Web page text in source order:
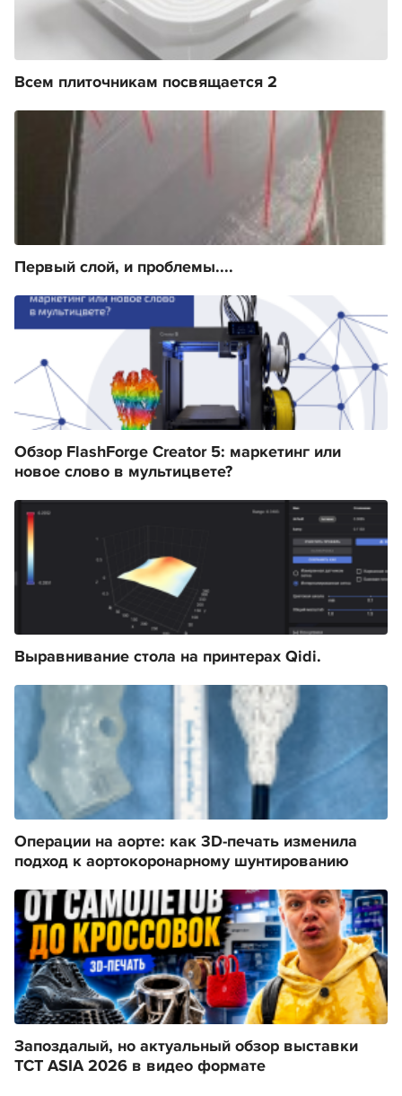
Всем плиточникам посвящается 2
Первый слой, и проблемы....
Обзор FlashForge Creator 5: маркетинг или
новое слово в мультицвете?
Выравнивание стола на принтерах Qidi.
Операции на аорте: как 3D-печать изменила
подход к аортокоронарному шунтированию
Запоздалый, но актуальный обзор выставки
TCT ASIA 2026 в видео формате